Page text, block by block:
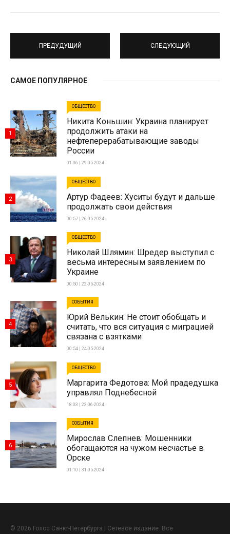
ПРЕДУДУЩИЙ СЛЕДУЮЩИЙ
САМОЕ ПОПУЛЯРНОЕ
ОБЩЕСТВО
Никита Коньшин: Украина планирует
продолжить атаки на
нефтеперерабатывающие заводы
России
01:06 | 29-05-2024
1
ОБЩЕСТВО
Артур Фадеев: Хуситы будут и дальше
продолжать свои действия
00:57 | 26-05-2024
2
ОБЩЕСТВО
Николай Шлямин: Шредер выступил с
весьма интересным заявлением по
Украине
00:50 | 22-05-2024
3
СОБЫТИЯ
Юрий Велькин: Не стоит обобщать и
считать, что вся ситуация с миграцией
связана с взятками
00:54 | 24-05-2024
4
ОБЩЕСТВО
Маргарита Федотова: Мой прадедушка
управлял Поднебесной
18:03 | 23-06-2024
5
СОБЫТИЯ
Мирослав Слепнев: Мошенники
обогащаются на чужом несчастье в
Орске
01:10 | 31-05-2024
6
© 2026 Голос Санкт-Петербурга | Сетевое издание. Все